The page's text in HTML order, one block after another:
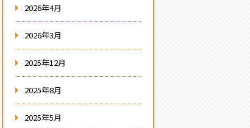
2026年4月
2026年3月
2025年12月
2025年8月
2025年5月